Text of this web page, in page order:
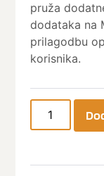
pruža
dodataka na
prilagodbu
korisnika.